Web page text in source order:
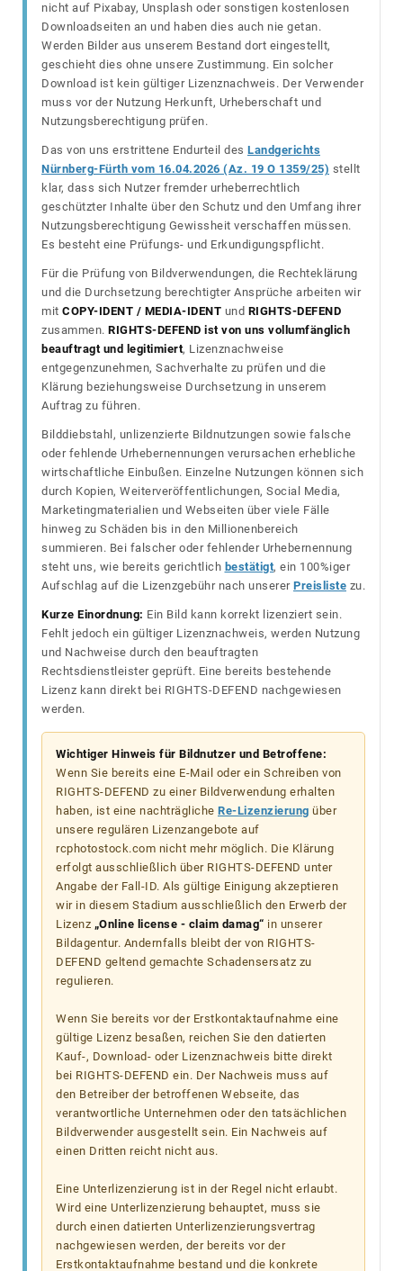
nicht auf Pixabay, Unsplash oder sonstigen kostenlosen
Downloadseiten an und haben dies auch nie getan.
Werden Bilder aus unserem Bestand dort eingestellt,
geschieht dies ohne unsere Zustimmung. Ein solcher
Download ist kein gültiger Lizenznachweis. Der Verwender
muss vor der Nutzung Herkunft, Urheberschaft und
Nutzungsberechtigung prüfen.
Das von uns erstrittene Endurteil des Landgerichts
Nürnberg-Fürth vom 16.04.2026 (Az. 19 O 1359/25) stellt
klar, dass sich Nutzer fremder urheberrechtlich
geschützter Inhalte über den Schutz und den Umfang ihrer
Nutzungsberechtigung Gewissheit verschaffen müssen.
Es besteht eine Prüfungs- und Erkundigungspflicht.
Für die Prüfung von Bildverwendungen, die Rechteklärung
und die Durchsetzung berechtigter Ansprüche arbeiten wir
mit COPY-IDENT / MEDIA-IDENT und RIGHTS-DEFEND
zusammen. RIGHTS-DEFEND ist von uns vollumfänglich
beauftragt und legitimiert, Lizenznachweise
entgegenzunehmen, Sachverhalte zu prüfen und die
Klärung beziehungsweise Durchsetzung in unserem
Auftrag zu führen.
Bilddiebstahl, unlizenzierte Bildnutzungen sowie falsche
oder fehlende Urhebernennungen verursachen erhebliche
wirtschaftliche Einbußen. Einzelne Nutzungen können sich
durch Kopien, Weiterveröffentlichungen, Social Media,
Marketingmaterialien und Webseiten über viele Fälle
hinweg zu Schäden bis in den Millionenbereich
summieren. Bei falscher oder fehlender Urhebernennung
steht uns, wie bereits gerichtlich bestätigt, ein 100%iger
Aufschlag auf die Lizenzgebühr nach unserer Preisliste zu.
Kurze Einordnung: Ein Bild kann korrekt lizenziert sein.
Fehlt jedoch ein gültiger Lizenznachweis, werden Nutzung
und Nachweise durch den beauftragten
Rechtsdienstleister geprüft. Eine bereits bestehende
Lizenz kann direkt bei RIGHTS-DEFEND nachgewiesen
werden.
Wichtiger Hinweis für Bildnutzer und Betroffene:
Wenn Sie bereits eine E-Mail oder ein Schreiben von
RIGHTS-DEFEND zu einer Bildverwendung erhalten
haben, ist eine nachträgliche Re-Lizenzierung über
unsere regulären Lizenzangebote auf
rcphotostock.com nicht mehr möglich. Die Klärung
erfolgt ausschließlich über RIGHTS-DEFEND unter
Angabe der Fall-ID. Als gültige Einigung akzeptieren
wir in diesem Stadium ausschließlich den Erwerb der
Lizenz „Online license - claim damag“ in unserer
Bildagentur. Andernfalls bleibt der von RIGHTS-
DEFEND geltend gemachte Schadensersatz zu
regulieren.
Wenn Sie bereits vor der Erstkontaktaufnahme eine
gültige Lizenz besaßen, reichen Sie den datierten
Kauf-, Download- oder Lizenznachweis bitte direkt
bei RIGHTS-DEFEND ein. Der Nachweis muss auf
den Betreiber der betroffenen Webseite, das
verantwortliche Unternehmen oder den tatsächlichen
Bildverwender ausgestellt sein. Ein Nachweis auf
einen Dritten reicht nicht aus.
Eine Unterlizenzierung ist in der Regel nicht erlaubt.
Wird eine Unterlizenzierung behauptet, muss sie
durch einen datierten Unterlizenzierungsvertrag
nachgewiesen werden, der bereits vor der
Erstkontaktaufnahme bestand und die konkrete